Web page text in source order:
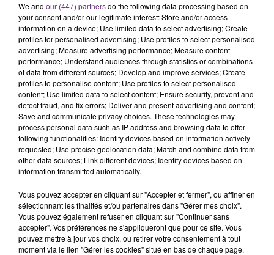
LE MAGASIN JOUÉCLUB DE REIMS FERME
SES PORTES
C'était l'une des institutions du centre-ville
rémois. Le magasin JouéClub est contraint de
fermer ses portes.
TITRES DIFFUSÉS
16h42
16h42 16h39
16h39
We and our (447) partnersdo the following data processing based on
your consent and/or our legitimate interest: Store and/or access
information on a device; Use limited data to select advertising; Create
profiles for personalised advertising; Use profiles to select personalised
advertising; Measure advertising performance; Measure content
performance; Understand audiences through statistics or combinations
of data from different sources; Develop and improve services; Create
profiles to personalise content; Use profiles to select personalised
content; Use limited data to select content; Ensure security, prevent and
detect fraud, and fix errors; Deliver and present advertising and content;
Save and communicate privacy choices. These technologies may
process personal data such as IP address and browsing data to offer
following functionalities: Identify devices based on information actively
requested; Use precise geolocation data; Match and combine data from
other data sources; Link different devices; Identify devices based on
information transmitted automatically.
Vous pouvez accepter en cliquant sur "Accepter et fermer", ou affiner en
sélectionnant les finalités et/ou partenaires dans "Gérer mes choix".
Vous pouvez également refuser en cliquant sur "Continuer sans
accepter". Vos préférences ne s'appliqueront que pour ce site. Vous
pouvez mettre à jour vos choix, ou retirer votre consentement à tout
moment via le lien "Gérer les cookies" situé en bas de chaque page.